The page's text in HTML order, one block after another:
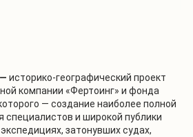
историко-географический проект
компании «Фертоинг» и фонда
— создание наиболее полной
и широкой публики
затонувших судах,